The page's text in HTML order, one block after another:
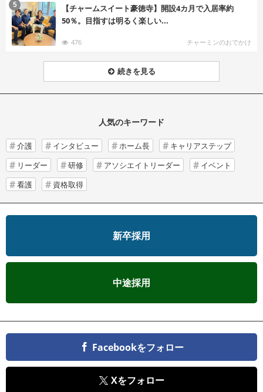
【チャームスイート豪徳寺】開設4カ月で入居率約
50％。目指すは明るく楽しい...
476 チャーミンのおでかけ
5
続きを見る
人気のキーワード
介護 インタビュー ホーム長
キャリアステップ
リーダー
研修 アソシエイトリーダー
イベント
看護
資格取得
新卒採用
中途採用
Facebookをフォロー
Xをフォロー